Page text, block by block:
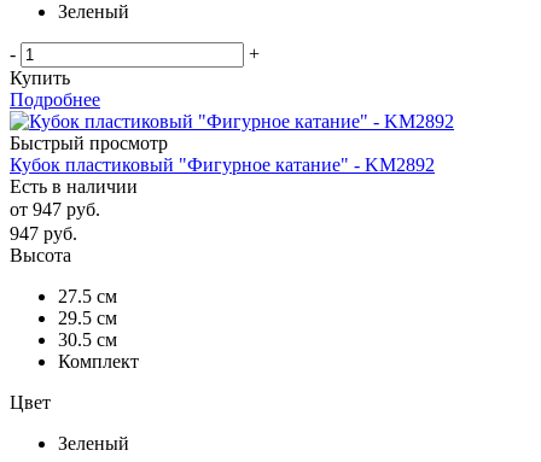
Зеленый
-
+
Купить
Подробнее
Быстрый просмотр
Кубок пластиковый "Фигурное катание" - KM2892
Есть в наличии
от 947 руб.
947 руб.
Высота
27.5 см
29.5 см
30.5 см
Комплект
Цвет
Зеленый